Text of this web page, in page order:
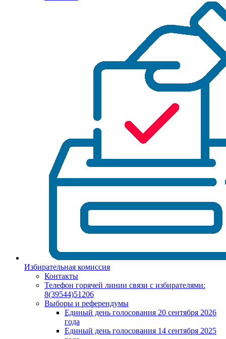
Избирательная комиссия
Контакты
Телефон горячей линии связи с избирателями:
8(39544)51206
Выборы и референдумы
Единый день голосования 20 сентября 2026
года
Единый день голосования 14 сентября 2025